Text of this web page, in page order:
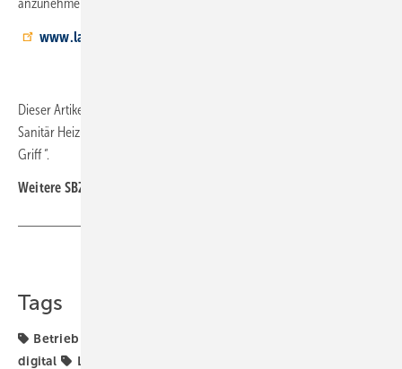
anzunehmen.
www.label-software.de
Dieser Artikel erschien zuerst in der Heftausgabe 01-2021 der SBZ
Sanitär Heizung Klima unter dem Titel „3000 Wartungen pro Jahr im
Griff “.
Weitere SBZ-Artikel zum Thema
Tags
Betrieb + Organisation
digital
Label Software